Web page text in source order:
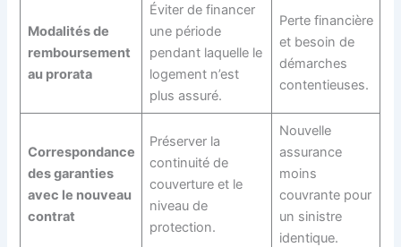
Modalités de
remboursement
au prorata
Éviter de financer
une période
pendant laquelle le
logement n’est
plus assuré.
Perte financière
et besoin de
démarches
contentieuses.
Correspondance
des garanties
avec le nouveau
contrat
Préserver la
continuité de
couverture et le
niveau de
protection.
Nouvelle
assurance
moins
couvrante pour
un sinistre
identique.